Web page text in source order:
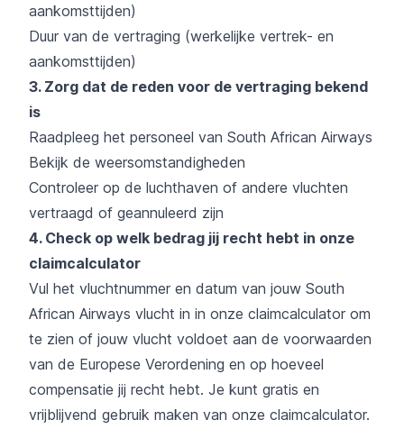
aankomsttijden)
Duur van de vertraging (werkelijke vertrek- en
aankomsttijden)
3. Zorg dat de reden voor de vertraging bekend
is
Raadpleeg het personeel van South African Airways
Bekijk de weersomstandigheden
Controleer op de luchthaven of andere vluchten
vertraagd of geannuleerd zijn
4. Check op welk bedrag jij recht hebt in onze
claimcalculator
Vul het vluchtnummer en datum van jouw South
African Airways vlucht in in onze claimcalculator om
te zien of jouw vlucht voldoet aan de voorwaarden
van de Europese Verordening en op hoeveel
compensatie jij recht hebt. Je kunt gratis en
vrijblijvend gebruik maken van onze claimcalculator.